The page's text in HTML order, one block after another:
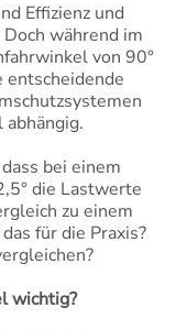
Effizienz und
während im
von 90°
bei einem
die Lastwerte
zu einem
für die Praxis?
wichtig?